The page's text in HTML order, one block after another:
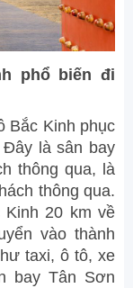
phổ biến đi
Bắc Kinh phục
là sân bay
thông qua, là
thông qua.
Kinh 20 km về
vào thành
taxi, ô tô, xe
bay Tân Sơn